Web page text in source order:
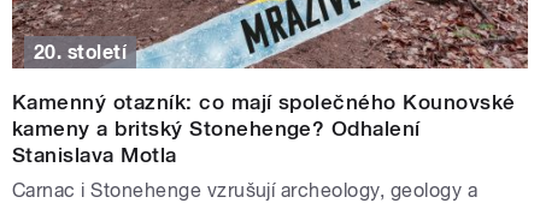
20. století
Kamenný otazník: co mají společného Kounovské
kameny a britský Stonehenge? Odhalení
Stanislava Motla
Carnac i Stonehenge vzrušují archeology, geology a